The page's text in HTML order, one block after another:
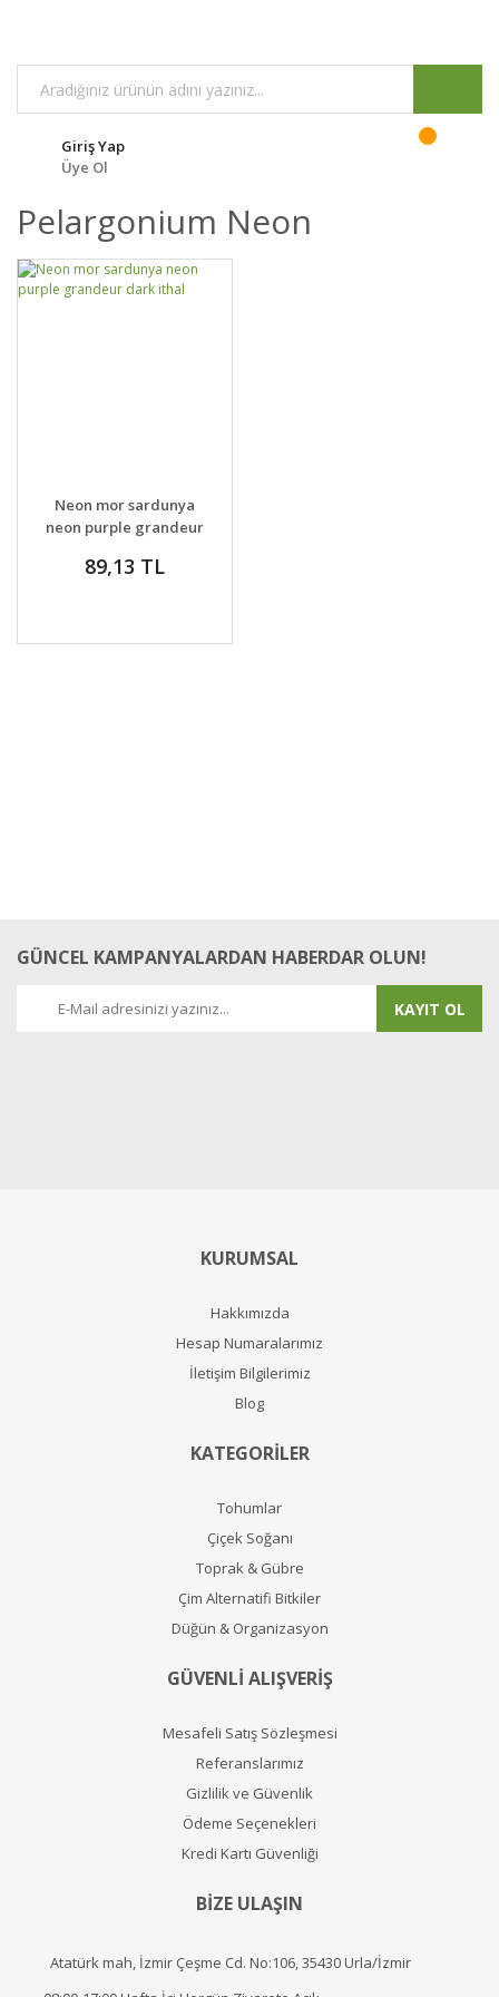
Giriş Yap
Üye Ol
Pelargonium Neon
DETAYLAR
VER
Neon mor sardunya
neon purple grandeur
89,13 TL
GÜNCEL KAMPANYALARDAN HABERDAR OLUN!
KAYIT OL
KURUMSAL
Hakkımızda
Hesap Numaralarımız
İletişim Bilgilerimiz
Blog
KATEGORİLER
Tohumlar
Çiçek Soğanı
Toprak & Gübre
Çim Alternatifi Bitkiler
Düğün & Organizasyon
GÜVENLİ ALIŞVERİŞ
Mesafeli Satış Sözleşmesi
Referanslarımız
Gizlilik ve Güvenlik
Ödeme Seçenekleri
Kredi Kartı Güvenliği
BİZE ULAŞIN
Atatürk mah, İzmir Çeşme Cd. No:106, 35430 Urla/İzmir